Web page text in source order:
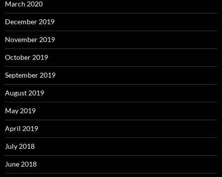
March 2020
December 2019
November 2019
October 2019
September 2019
August 2019
May 2019
April 2019
July 2018
June 2018